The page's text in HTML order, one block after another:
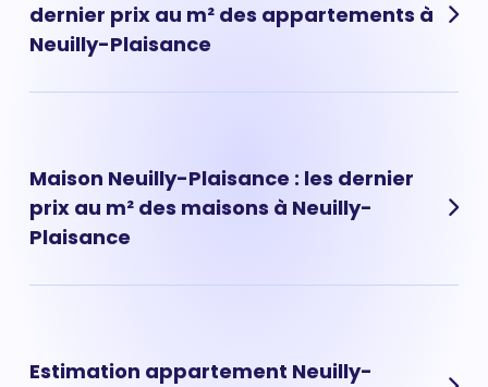
dernier prix au m² des appartements à
Neuilly-Plaisance
moyenne.
Maison Neuilly-Plaisance : les dernier
prix au m² des maisons à Neuilly-
Plaisance
Estimation appartement Neuilly-